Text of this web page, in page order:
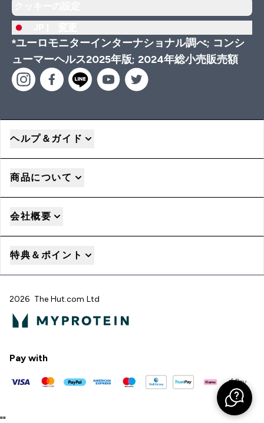
*ユーロモニターインターナショナル調べ; コンシ
ューマーヘルス2025年版; 2024年総小売販売額
ヘルプ＆ガイド
商品について
会社概要
特典＆ポイント
2026 The Hut.com Ltd
Pay with
""